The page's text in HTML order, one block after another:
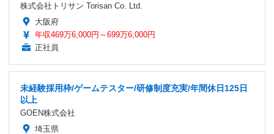
株式会社トリサン Torisan Co. Ltd.
大阪府
年収469万6,000円～699万6,000円
正社員
未経験採用枠/ゲームテスター/研修制度充実/年間休日125日
以上
GOEN株式会社
埼玉県